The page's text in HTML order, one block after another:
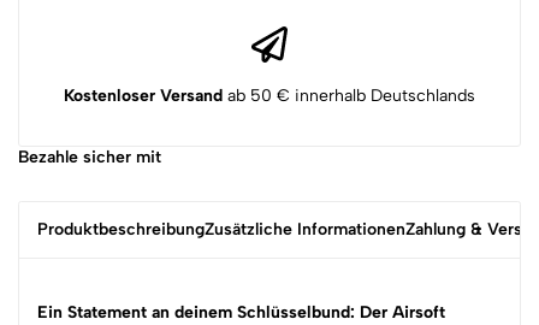
Kostenloser Versand ab 50 € innerhalb Deutschlands
Bezahle sicher mit
ProduktbeschreibungZusätzliche InformationenZahlung &
Ein Statement an deinem Schlüsselbund: Der Airsoft